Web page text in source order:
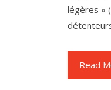
légères »
Read